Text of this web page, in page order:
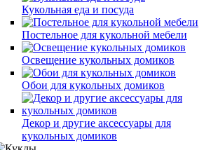
Кукольная еда и посуда
Постельное для кукольной мебели
Освещение кукольных домиков
Обои для кукольных домиков
Декор и другие аксессуары для
кукольных домиков